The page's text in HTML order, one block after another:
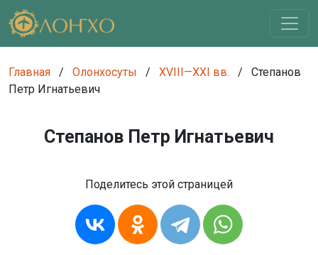
Главная / Олонхосуты / XVIII—XXI вв. /
Степанов
Петр Игнатьевич
Степанов Петр Игнатьевич
Поделитесь этой страницей